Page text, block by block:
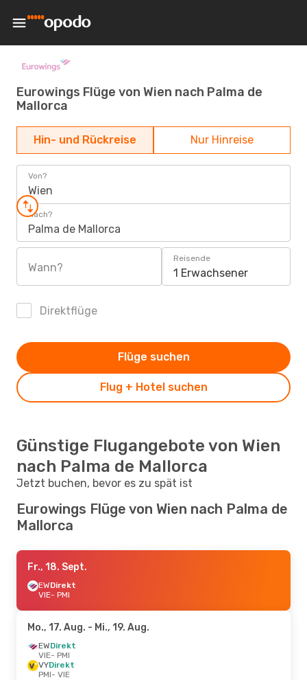
Eurowings Flüge von Wien nach Palma de
Mallorca
Hin- und Rückreise Nur Hinreise
Von?
Wien
Nach?
Palma de Mallorca
Wann?
Reisende
1 Erwachsener
Direktflüge
Flug + Hotel suchen
Flüge suchen
Günstige Flugangebote von Wien
nach Palma de Mallorca
Jetzt buchen, bevor es zu spät ist
Eurowings Flüge von Wien nach Palma de
Mallorca
Fr., 18. Sept.
EWDirekt
VIE- PMI
Mo., 17. Aug. - Mi., 19. Aug.
EWDirekt
VIE- PMI
VYDirekt
PMI- VIE